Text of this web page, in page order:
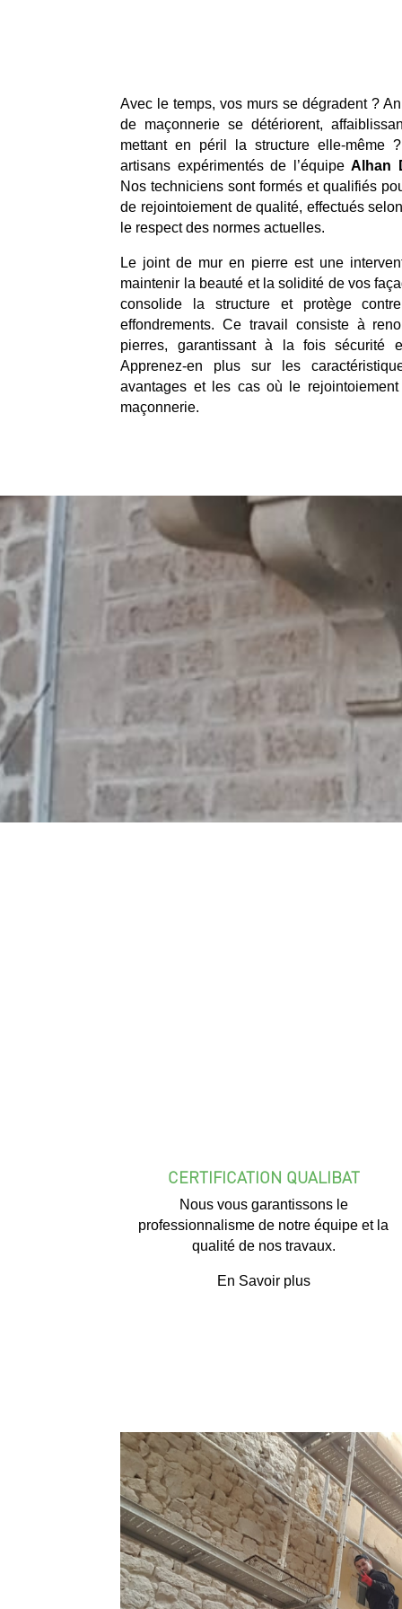
Avec le temps, vos murs se dégradent ?
de maçonnerie se détériorent,
mettant en péril la structure elle-même
artisans expérimentés de l’équipeAlhan
Nos techniciens sont formés et qualifiés
de rejointoiement de qualité, effectués
le respect des normes actuelles.
Le joint de mur en pierre est une
maintenir la beauté et la solidité de vos
consolide la structure et protège
effondrements. Ce travail consiste à
pierres, garantissant à la fois sécurité
Apprenez-en plus sur les
avantages et les cas où le
maçonnerie.
CERTIFICATION QUALIBAT
Nous vous garantissons le
professionnalisme de notre équipe et la
qualité de nos travaux.
En Savoir plus